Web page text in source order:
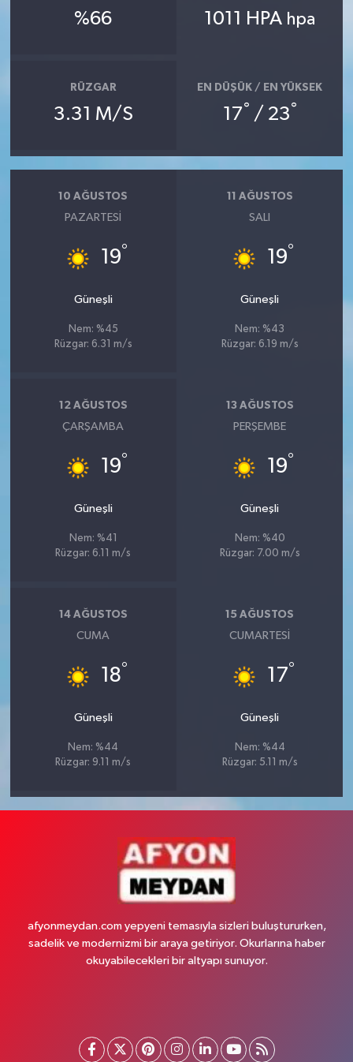
%66 1011 HPA hpa
RÜZGAR
3.31 M/S
EN DÜŞÜK / EN YÜKSEK
17° / 23°
10 AĞUSTOS
PAZARTESI
19°
Güneşli
Nem: %45
Rüzgar: 6.31 m/s
11 AĞUSTOS
SALI
19°
Güneşli
Nem: %43
Rüzgar: 6.19 m/s
12 AĞUSTOS
ÇARŞAMBA
19°
Güneşli
Nem: %41
Rüzgar: 6.11 m/s
13 AĞUSTOS
PERŞEMBE
19°
Güneşli
Nem: %40
Rüzgar: 7.00 m/s
14 AĞUSTOS
CUMA
18°
Güneşli
Nem: %44
Rüzgar: 9.11 m/s
15 AĞUSTOS
CUMARTESI
17°
Güneşli
Nem: %44
Rüzgar: 5.11 m/s
afyonmeydan.com yepyeni temasıyla sizleri buluştururken,
sadelik ve modernizmi bir araya getiriyor. Okurlarına haber
okuyabilecekleri bir altyapı sunuyor.